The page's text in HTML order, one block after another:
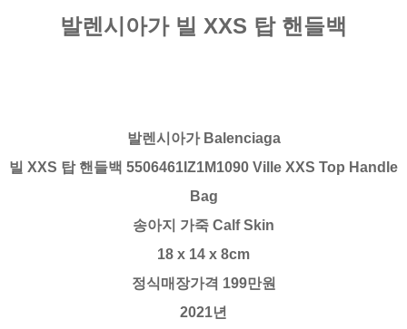
발렌시아가 빌 XXS 탑 핸들백
발렌시아가 Balenciaga
빌 XXS 탑 핸들백 5506461IZ1M1090 Ville XXS Top Handle
Bag
송아지 가죽 Calf Skin
18 x 14 x 8cm
정식매장가격 199만원
2021년